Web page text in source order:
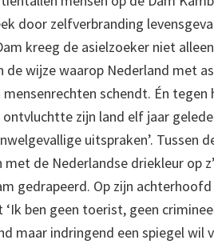
door zelfverbranding
kreeg de asielzoeker niet
wijze waarop Nederland met
schendt. Én tegen
zijn land elf jaar
uitspraken’. Tussen
de Nederlandse driekleur op
gedrapeerd. Op zijn
ben geen toerist, geen
maar indringend een spiegel wil